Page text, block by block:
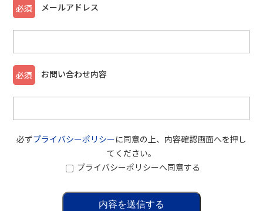
必須 メールアドレス
必須 お問い合わせ内容
必ずプライバシーポリシーに同意の上、内容確認画面へを押し
てください。
プライバシーポリシーへ同意する